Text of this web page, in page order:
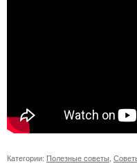
Категории: Полезные советы,